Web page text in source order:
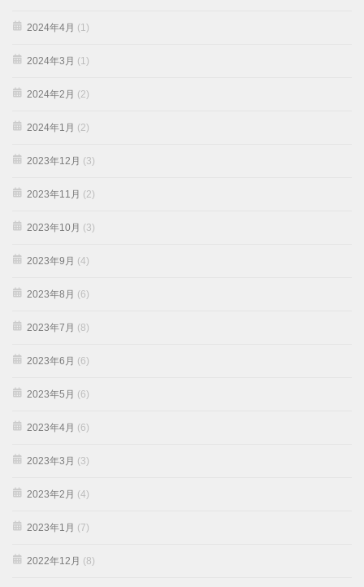
2024年4月 (1)
2024年3月 (1)
2024年2月 (2)
2024年1月 (2)
2023年12月 (3)
2023年11月 (2)
2023年10月 (3)
2023年9月 (4)
2023年8月 (6)
2023年7月 (8)
2023年6月 (6)
2023年5月 (6)
2023年4月 (6)
2023年3月 (3)
2023年2月 (4)
2023年1月 (7)
2022年12月 (8)